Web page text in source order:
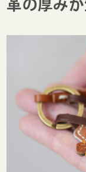
革の厚み